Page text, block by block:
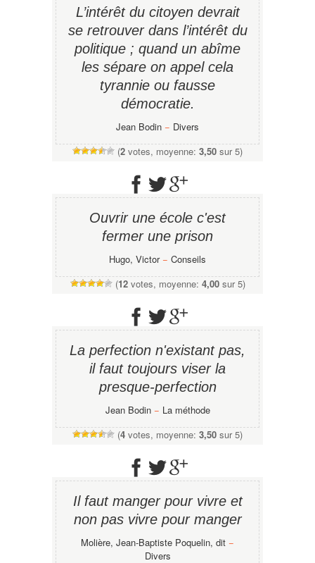
L’intérêt du citoyen devrait
se retrouver dans l’intérêt du
politique ; quand un abîme
les sépare on appel cela
tyrannie ou fausse
démocratie.
Jean Bodin − Divers
(2 votes, moyenne: 3,50 sur 5)
Ouvrir une école c'est
fermer une prison
Hugo, Victor− Conseils
(12votes, moyenne: 4,00sur 5)
La perfection n'existant pas,
il faut toujours viser la
presque-perfection
Jean Bodin− La méthode
(4 votes, moyenne: 3,50 sur 5)
Il faut manger pour vivre et
non pas vivre pour manger
Molière, Jean-Baptiste Poquelin, dit −
Divers